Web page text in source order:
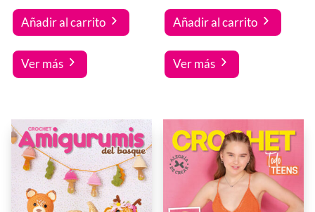
Añadir al carrito
Ver más
Añadir al carrito
Ver más